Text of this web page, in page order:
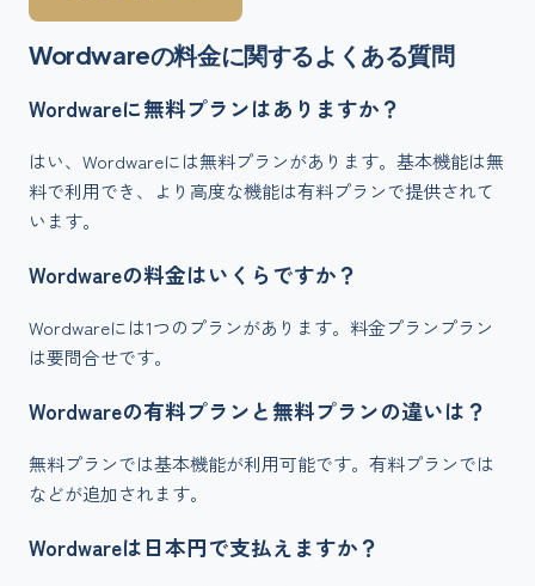
Wordwareの料金に関するよくある質問
Wordwareに無料プランはありますか？
はい、Wordwareには無料プランがあります。基本機能は無
料で利用でき、より高度な機能は有料プランで提供されて
います。
Wordwareの料金はいくらですか？
Wordwareには1つのプランがあります。料金プランプラン
は要問合せです。
Wordwareの有料プランと無料プランの違いは？
無料プランでは基本機能が利用可能です。有料プランでは
などが追加されます。
Wordwareは日本円で支払えますか？